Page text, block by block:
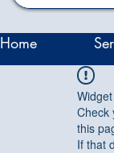
Home
Check
this
If that